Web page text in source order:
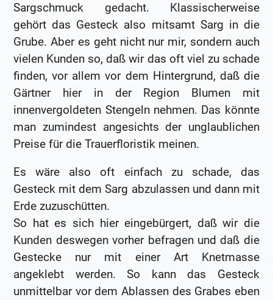
Sargschmuck gedacht. Klassischerweise
gehört das Gesteck also mitsamt Sarg in die
Grube. Aber es geht nicht nur mir, sondern auch
vielen Kunden so, daß wir das oft viel zu schade
finden, vor allem vor dem Hintergrund, daß die
Gärtner hier in der Region Blumen mit
innenvergoldeten Stengeln nehmen. Das könnte
man zumindest angesichts der unglaublichen
Preise für die Trauerfloristik meinen.
Es wäre also oft einfach zu schade, das
Gesteck mit dem Sarg abzulassen und dann mit
Erde zuzuschütten.
So hat es sich hier eingebürgert, daß wir die
Kunden deswegen vorher befragen und daß die
Gestecke nur mit einer Art Knetmasse
angeklebt werden. So kann das Gesteck
unmittelbar vor dem Ablassen des Grabes eben